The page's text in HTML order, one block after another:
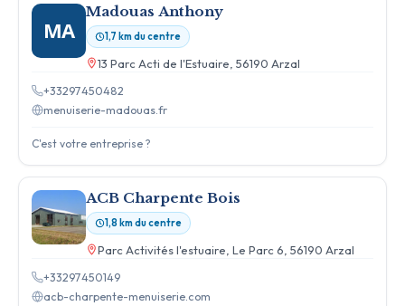
MA
Madouas Anthony
1,7 km du centre
13 Parc Acti de l'Estuaire, 56190 Arzal
+33297450482
menuiserie-madouas.fr
C'est votre entreprise ?
ACB Charpente Bois
1,8 km du centre
Parc Activités l'estuaire, Le Parc 6, 56190 Arzal
+33297450149
acb-charpente-menuiserie.com